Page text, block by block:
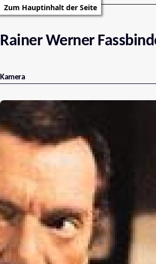
Zum Hauptinhalt der Seite
Rainer Werner
Kamera